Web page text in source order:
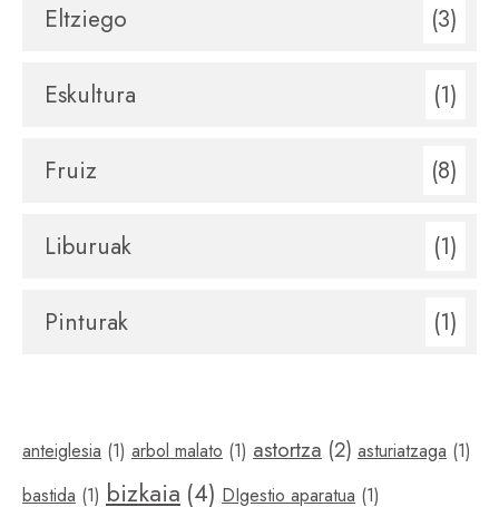
Eltziego (3)
Eskultura (1)
Fruiz (8)
Liburuak (1)
Pinturak (1)
anteiglesia (1) arbol malato (1) astortza (2) asturiatzaga (1)
bastida (1) bizkaia (4) DIgestio aparatua (1)